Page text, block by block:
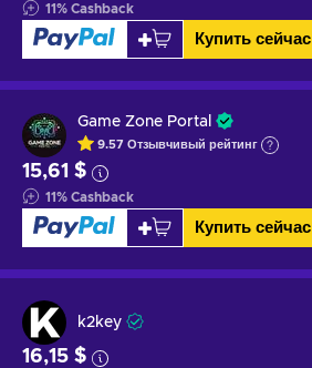
11% Cashback
Купить сейчас
Game Zone Portal
9.57 Отзывчивый рейтинг
15,61 $
11% Cashback
Купить сейчас
k2key
16,15 $